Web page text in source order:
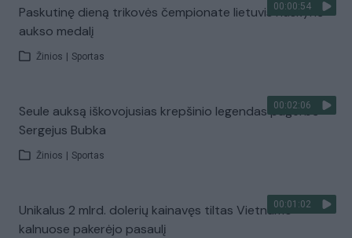
00:00:54
Paskutinę dieną trikovės čempionate lietuvis nuskynė
aukso medalį
Žinios Sportas
00:02:06
Seule auksą iškovojusias krepšinio legendas pagerbė
Sergejus Bubka
Žinios Sportas
00:01:02
Unikalus 2 mlrd. dolerių kainavęs tiltas Vietnamo
kalnuose pakerėjo pasaulį